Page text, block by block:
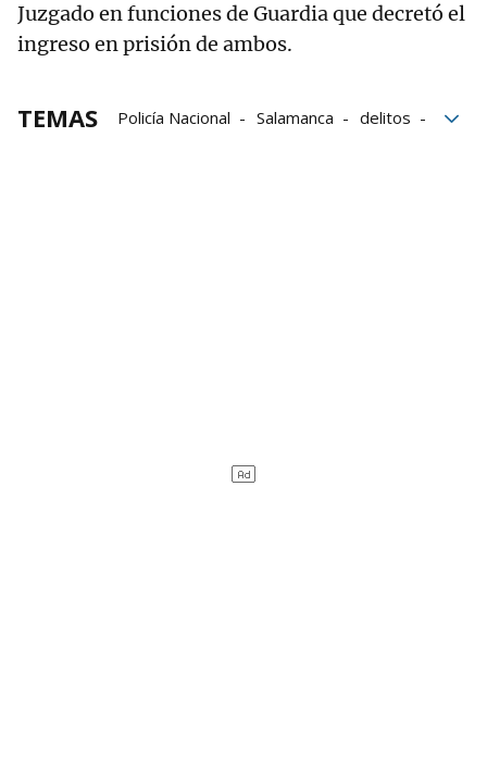
Juzgado en funciones de Guardia que decretó el
ingreso en prisión de ambos.
TEMAS Policía Nacional Salamanca
delitos